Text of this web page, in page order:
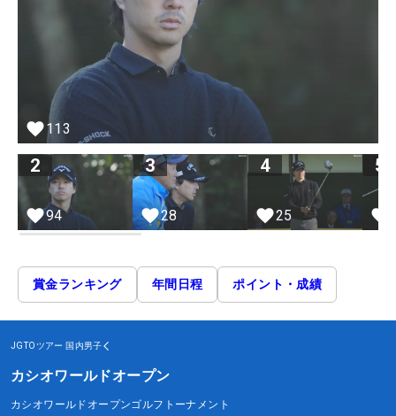
113
2
94
3
28
4
25
5
賞金ランキング 年間日程 ポイント・成績
JGTOツアー 国内男子
カシオワールドオープン
カシオワールドオープンゴルフトーナメント